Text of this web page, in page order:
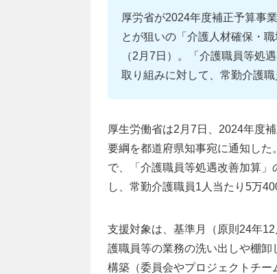
厚労省が2024年度補正予算事
とが狙いの「介護人材確保・
（2月7日）。「介護職員等処
取り組みに対して、常勤介護
厚生労働省は2月7日、2024年度
要綱を都道府県知事宛に通知し
で、「介護職員等処遇改善加算
し、常勤介護職員1人当たり5万
支援対象は、基準月（原則24年
護職員等の業務の洗い出しや棚卸
構築（委員会やプロジェクトチ